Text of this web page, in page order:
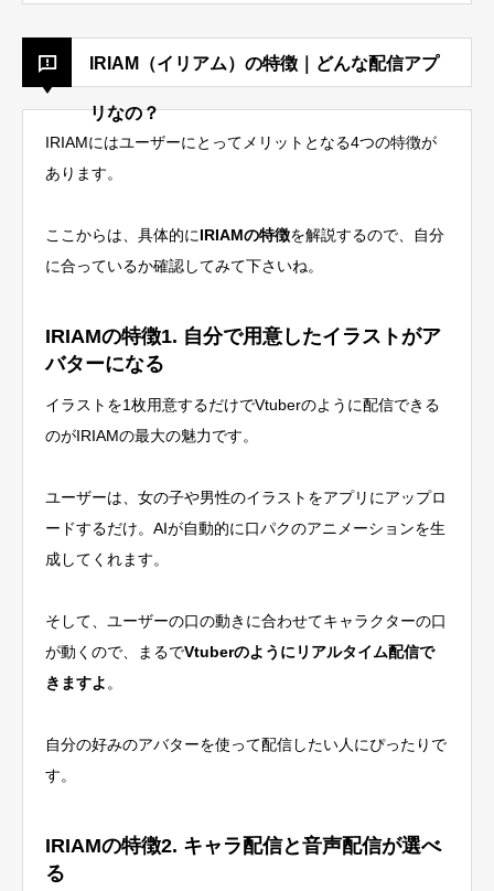
IRIAM（イリアム）の特徴｜どんな配信アプ
リなの？
IRIAMにはユーザーにとってメリットとなる4つの特徴が
あります。
ここからは、具体的にIRIAMの特徴を解説するので、自分
に合っているか確認してみて下さいね。
IRIAMの特徴1. 自分で用意したイラストがア
バターになる
イラストを1枚用意するだけでVtuberのように配信できる
のがIRIAMの最大の魅力です。
ユーザーは、女の子や男性のイラストをアプリにアップロ
ードするだけ。AIが自動的に口パクのアニメーションを生
成してくれます。
そして、ユーザーの口の動きに合わせてキャラクターの口
が動くので、まるでVtuberのようにリアルタイム配信で
きますよ 。
自分の好みのアバターを使って配信したい人にぴったりで
す。
IRIAMの特徴2. キャラ配信と音声配信が選べ
る